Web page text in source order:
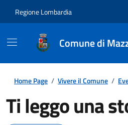
Regione Lombardia
Comune di
Home Page / Vivere il Comune /
Ti leggo una